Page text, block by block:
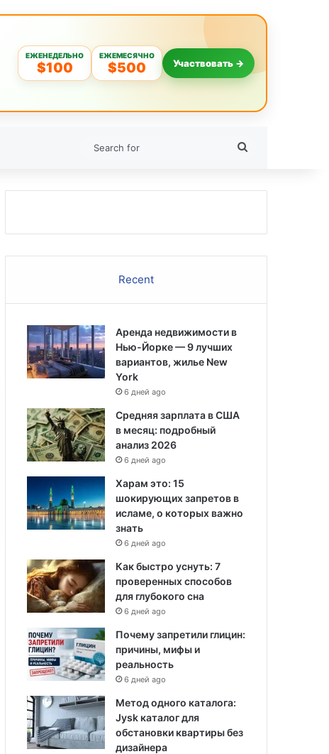
ЕЖЕНЕДЕЛЬНО
$100
ЕЖЕМЕСЯЧНО
$500 Участвовать →
Recent
Аренда недвижимости в
Нью-Йорке — 9 лучших
вариантов, жилье New
York
6 дней ago
Средняя зарплата в США
в месяц: подробный
анализ 2026
6 дней ago
Харам это: 15
шокирующих запретов в
исламе, о которых важно
знать
6 дней ago
Как быстро уснуть: 7
проверенных способов
для глубокого сна
6 дней ago
Почему запретили глицин:
причины, мифы и
реальность
6 дней ago
Метод одного каталога:
Jysk каталог для
обстановки квартиры без
дизайнера